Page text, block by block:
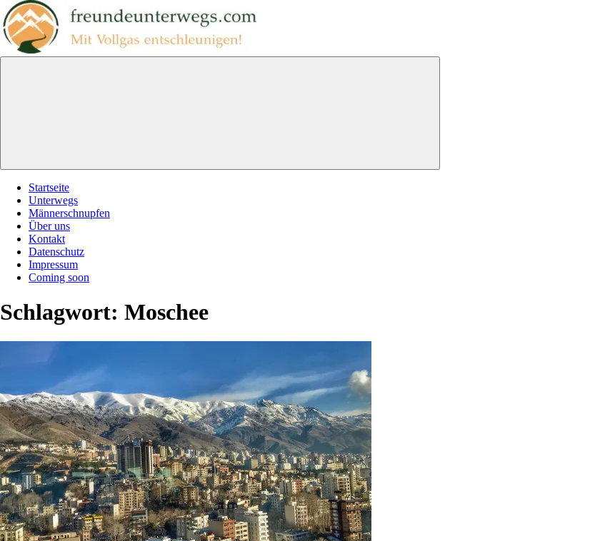
Zum
Inhalt
springen
Menu
Startseite
Unterwegs
Männerschnupfen
Über uns
Kontakt
Datenschutz
Impressum
Coming soon
Schlagwort: Moschee